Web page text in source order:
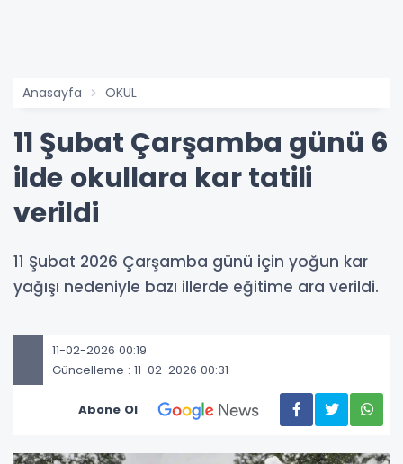
Anasayfa OKUL
11 Şubat Çarşamba günü 6
ilde okullara kar tatili
verildi
11 Şubat 2026 Çarşamba günü için yoğun kar
yağışı nedeniyle bazı illerde eğitime ara verildi.
11-02-2026 00:19
Güncelleme : 11-02-2026 00:31
Abone Ol